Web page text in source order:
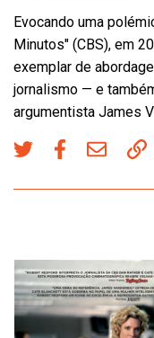
Evocando uma
Minutos" (CBS), em
exemplar de
jornalismo — e
argumentista James